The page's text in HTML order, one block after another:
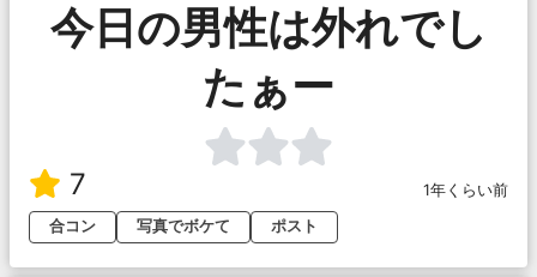
今日の男性は外れでし
たぁー
7
1年くらい前
合コン
写真でボケて ポスト